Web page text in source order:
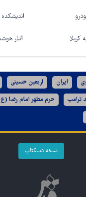
کربلا انبار
ایران اربعین حسینی
ترامپ حرم مطهر امام رضا
نسخه دسکتاپ